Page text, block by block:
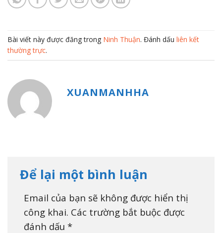
Bài viết này được đăng trong Ninh Thuận. Đánh dấu liên kết
thường trực.
XUANMANHHA
Để lại một bình luận
Email của bạn sẽ không được hiển thị
công khai. Các trường bắt buộc được
đánh dấu *